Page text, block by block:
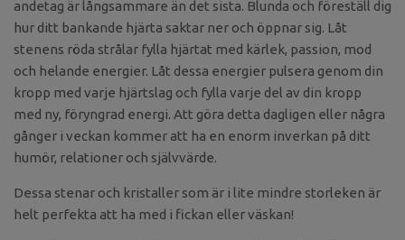
andetag är långsammare än det sista. Blunda och föreställ dig
hur ditt bankande hjärta saktar ner och öppnar sig. Låt
stenens röda strålar fylla hjärtat med kärlek, passion, mod
och helande energier. Låt dessa energier pulsera genom din
kropp med varje hjärtslag och fylla varje del av din kropp
med ny, föryngrad energi. Att göra detta dagligen eller några
gånger i veckan kommer att ha en enorm inverkan på ditt
humör, relationer och självvärde.
Dessa stenar och kristaller som är i lite mindre storleken är
helt perfekta att ha med i fickan eller väskan!